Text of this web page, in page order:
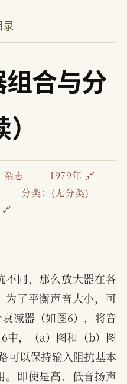
录
合与分
杂志
1979年 🔗
分类：(无分类)
不同，那么放大器在各
为了平衡声音大小，可
减器（如图6），将音
中，（a）图和（b）图
可以保持输入阻抗基本
。即使是高、低音扬声